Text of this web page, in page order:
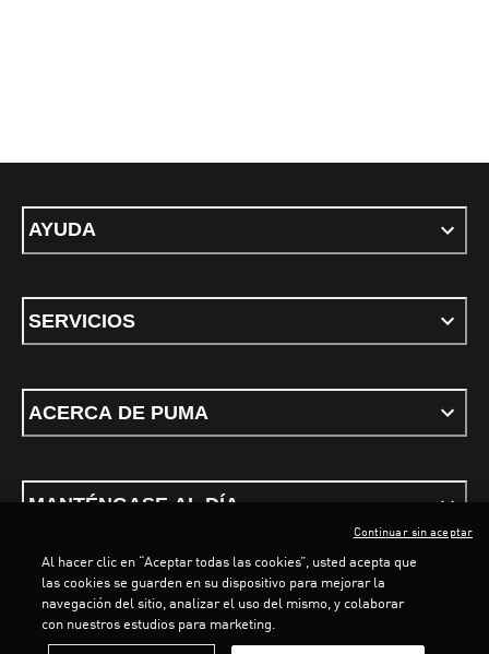
AYUDA
SERVICIOS
ACERCA DE PUMA
MANTÉNGASE AL DÍA
Términos y CondicionesPolítica de privacidad
Al hacer clic en “Aceptar todas las cookies”, usted acepta que
las cookies se guarden en su dispositivo para mejorar la
navegación del sitio, analizar el uso del mismo, y colaborar
con nuestros estudios para marketing.
Continuar sin aceptar